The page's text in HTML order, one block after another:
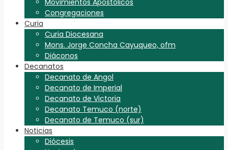
Congregaciones
Curia
Curia Diocesana
Mons. Jorge Concha Cayuqueo, ofm
Diáconos
Decanatos
Decanato de Angol
Decanato de Imperial
Decanato de Victoria
Decanato Temuco (norte)
Decanato de Temuco (sur)
Noticias
Diócesis